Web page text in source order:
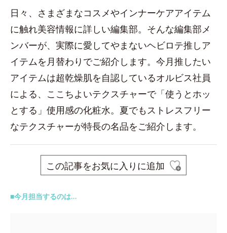
日々、さまざまなコスメやインナーケアアイテム
に触れ美容情報に詳しい編集部。そんな編集部メ
ンバーが、実際に愛してやまないヘビロテ推しア
イテムを月替わりでご紹介します。今月推したい
アイテムは超乾燥肌を自認しているオルビス社員
による、ここちよいテクスチャーで「使うとホッ
とする」使用感の化粧水。夏でもストレスフリー
なテクスチャーが特長の名品をご紹介します。
この記事をお気に入りに追加
■今月担当するのは…